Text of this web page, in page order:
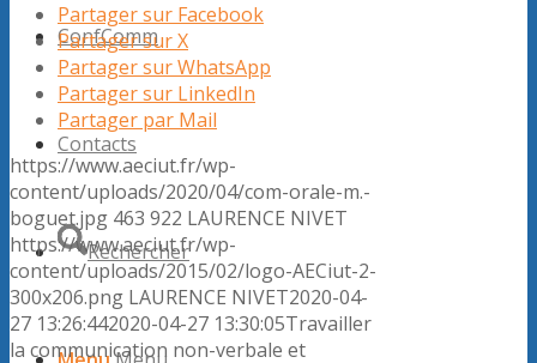
ConfComm
Contacts
Rechercher
Partager sur Facebook
Partager sur X
Partager sur WhatsApp
Partager sur LinkedIn
Partager par Mail
https://www.aeciut.fr/wp-
content/uploads/2020/04/com-orale-m.-
boguet.jpg 463 922 LAURENCE NIVET
https://www.aeciut.fr/wp-
content/uploads/2015/02/logo-AECiut-2-
300x206.png LAURENCE NIVET2020-04-
27 13:26:442020-04-27 13:30:05Travailler
la communication non-verbale et